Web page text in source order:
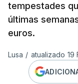
tempestades
últimas
euros.
Lusa / atualizado 19